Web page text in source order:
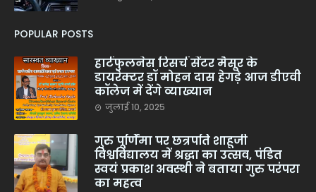
POPULAR POSTS
हार्टफुलनेस रिसर्च सेंटर मैसूर के
डायरेक्टर डॉ मोहन दास हेगड़े आज डीएवी
कॉलेज में देंगे व्याख्यान
जुलाई 10, 2025
गुरु पूर्णिमा पर छत्रपति शाहूजी
विश्वविद्यालय में श्रद्धा का उत्सव, पंडित
स्वयं प्रकाश अवस्थी ने बताया गुरु परंपरा
का महत्व